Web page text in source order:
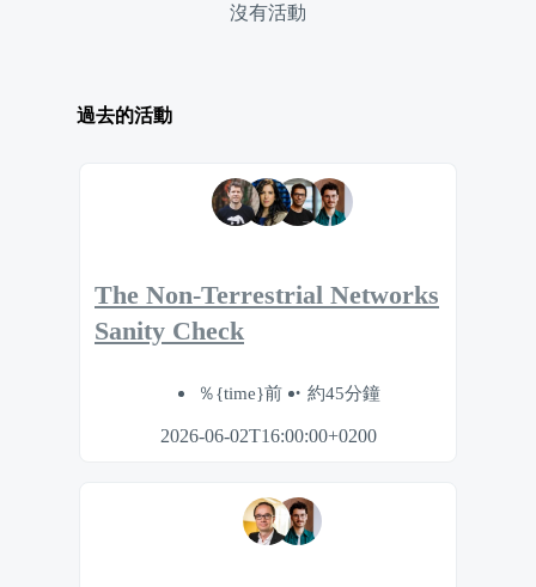
沒有活動
過去的活動
The Non-Terrestrial Networks
Sanity Check
％{time}前 約45分鐘
2026-06-02T16:00:00+0200